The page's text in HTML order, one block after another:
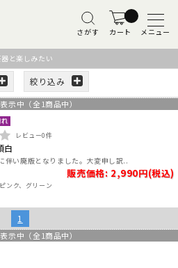
さがす カート メニュー
と楽しみたい
絞り込み
示中（全 1商品中）
レビュー0件
白
伴い廃版となりました。大変申し訳..
販売価格: 2,990円(税込)
ンク、グリーン
1
示中（全 1商品中）